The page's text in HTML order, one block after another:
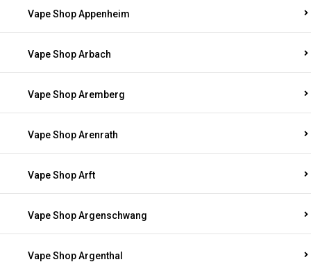
Vape Shop Appenheim
Vape Shop Arbach
Vape Shop Aremberg
Vape Shop Arenrath
Vape Shop Arft
Vape Shop Argenschwang
Vape Shop Argenthal